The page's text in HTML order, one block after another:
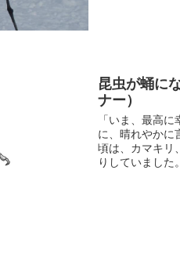
昆虫が蛹に
ナー）
「いま、最高
に、晴れやかに
頃は、カマキリ
りしていました